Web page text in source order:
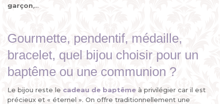
garçon,...
Gourmette, pendentif, médaille,
bracelet, quel bijou choisir pour un
baptême ou une communion ?
Le bijou reste le cadeau de baptême à privilégier car il est
précieux et « éternel ». On offre traditionnellement une